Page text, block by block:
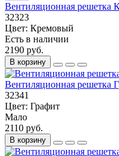
Вентиляционная решетка
32323
Цвет: Кремовый
Есть в наличии
2190 руб.
В корзину
Вентиляционная решетка
32341
Цвет: Графит
Мало
2110 руб.
В корзину